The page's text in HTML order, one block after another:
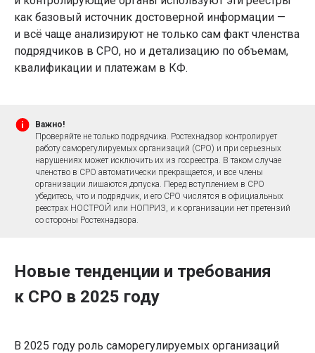
как базовый источник достоверной информации —
и всё чаще анализируют не только сам факт членства
подрядчиков в СРО, но и детализацию по объемам,
квалификации и платежам в КФ.
Важно!
Проверяйте не только подрядчика. Ростехнадзор контролирует
работу саморегулируемых организаций (СРО) и при серьезных
нарушениях может исключить их из госреестра. В таком случае
членство в СРО автоматически прекращается, и все члены
организации лишаются допуска. Перед вступлением в СРО
убедитесь, что и подрядчик, и его СРО числятся в официальных
реестрах НОСТРОЙ или НОПРИЗ, и к организации нет претензий
со стороны Ростехнадзора.
Новые тенденции и требования
к СРО в 2025 году
В 2025 году роль саморегулируемых организаций